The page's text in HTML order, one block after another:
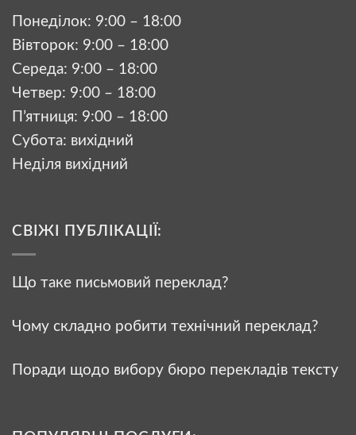
Понеділок: 9:00 – 18:00
Вівторок: 9:00 – 18:00
Середа: 9:00 – 18:00
Четвер: 9:00 – 18:00
П’ятниця: 9:00 – 18:00
Субота: вихідний
Неділя вихідний
СВІЖІ ПУБЛІКАЦІЇ:
Що таке письмовий переклад?
Чому складно робити технічний переклад?
Поради щодо вибору бюро перекладів тексту